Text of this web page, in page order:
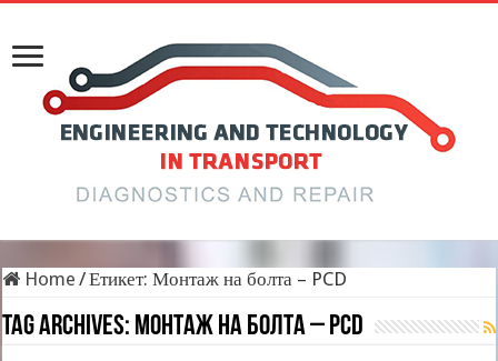
Home /Етикет:Монтаж на болта – PCD
Tag Archives: Монтаж на болта – PCD